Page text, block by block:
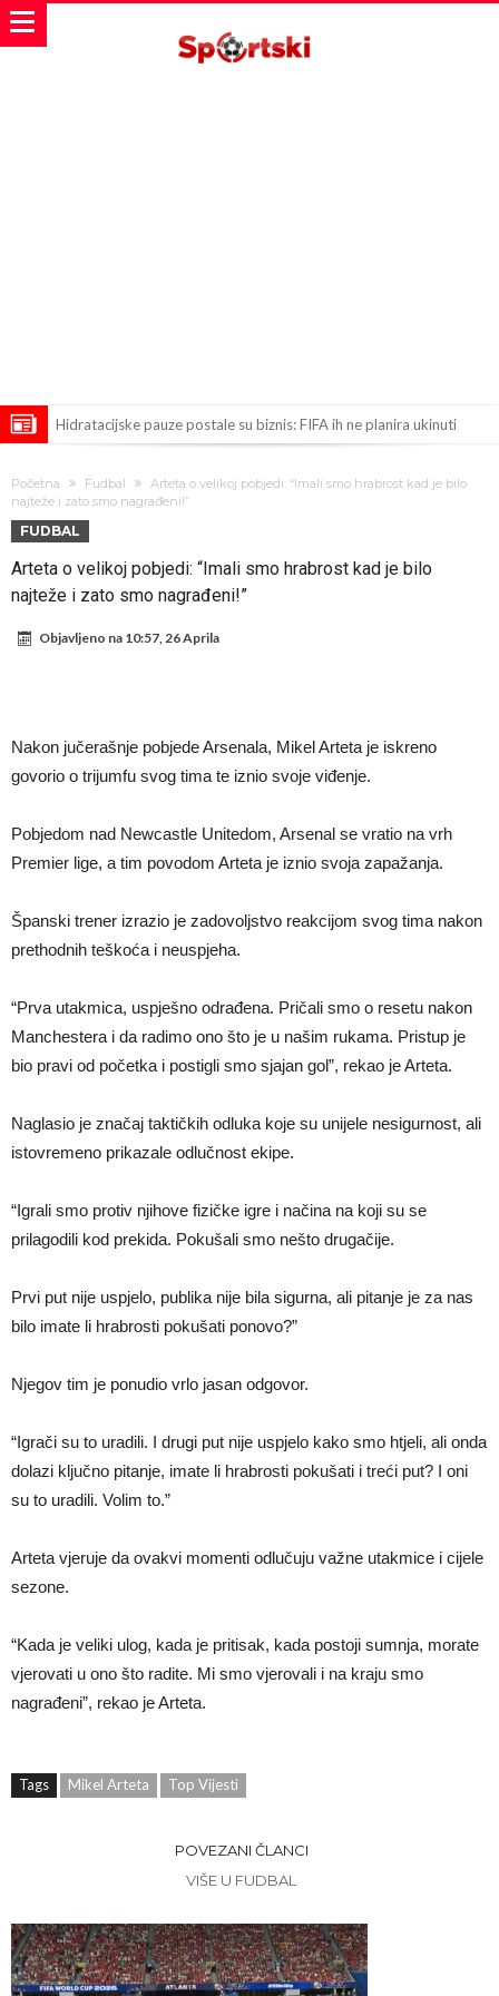
Hidratacijske pauze postale su biznis: FIFA ih ne planira ukinuti
Atletika?!
Ovo se Novaku nikad nije dešavalo: Sinner i Alcaraz odustaju, a
Zverev se odmah “raspao”
Infantino imao ljubavnicu: Isplivale skandalozne informacije, dobila je
novac od UEFA
Mourinho uvodi strogu disciplinu u Real Madrid. Ovo su tri nova
Početna Fudbal
Arteta o velikoj pobjedi: “Imali smo hrabrost kad je bilo
najteže i zato smo nagrađeni!”
FUDBAL
Arteta o velikoj pobjedi: “Imali smo hrabrost kad je bilo
najteže i zato smo nagrađeni!”
Objavljeno na 10:57, 26 Aprila
Nakon jučerašnje pobjede Arsenala, Mikel Arteta je iskreno
govorio o trijumfu svog tima te iznio svoje viđenje.
Pobjedom nad Newcastle Unitedom, Arsenal se vratio na vrh
Premier lige, a tim povodom Arteta je iznio svoja zapažanja.
Španski trener izrazio je zadovoljstvo reakcijom svog tima nakon
prethodnih teškoća i neuspjeha.
“Prva utakmica, uspješno odrađena. Pričali smo o resetu nakon
Manchestera i da radimo ono što je u našim rukama. Pristup je
bio pravi od početka i postigli smo sjajan gol”, rekao je Arteta.
Naglasio je značaj taktičkih odluka koje su unijele nesigurnost, ali
istovremeno prikazale odlučnost ekipe.
“Igrali smo protiv njihove fizičke igre i načina na koji su se
prilagodili kod prekida. Pokušali smo nešto drugačije.
Prvi put nije uspjelo, publika nije bila sigurna, ali pitanje je za nas
bilo imate li hrabrosti pokušati ponovo?”
Njegov tim je ponudio vrlo jasan odgovor.
“Igrači su to uradili. I drugi put nije uspjelo kako smo htjeli, ali onda
dolazi ključno pitanje, imate li hrabrosti pokušati i treći put? I oni
su to uradili. Volim to.”
Arteta vjeruje da ovakvi momenti odlučuju važne utakmice i cijele
sezone.
“Kada je veliki ulog, kada je pritisak, kada postoji sumnja, morate
vjerovati u ono što radite. Mi smo vjerovali i na kraju smo
nagrađeni”, rekao je Arteta.
Tags Mikel Arteta Top Vijesti
POVEZANI ČLANCI
VIŠE U FUDBAL